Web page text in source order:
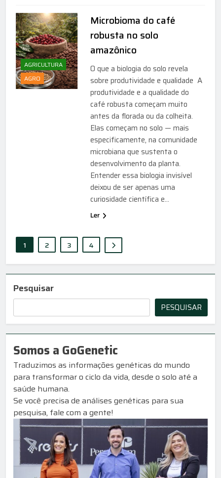
AGRICULTURA
AGRO
Microbioma do café
robusta no solo
amazônico
O que a biologia do solo revela
sobre produtividade e qualidade A
produtividade e a qualidade do
café robusta começam muito
antes da florada ou da colheita.
Elas começam no solo — mais
especificamente, na comunidade
microbiana que sustenta o
desenvolvimento da planta.
Entender essa biologia invisível
deixou de ser apenas uma
curiosidade científica e…
Ler
1 2 3 4
Pesquisar
PESQUISAR
Somos a GoGenetic
Traduzimos as informações genéticas do mundo
para transformar o ciclo da vida, desde o solo até a
saúde humana.
Se você precisa de análises genéticas para sua
pesquisa, fale com a gente!